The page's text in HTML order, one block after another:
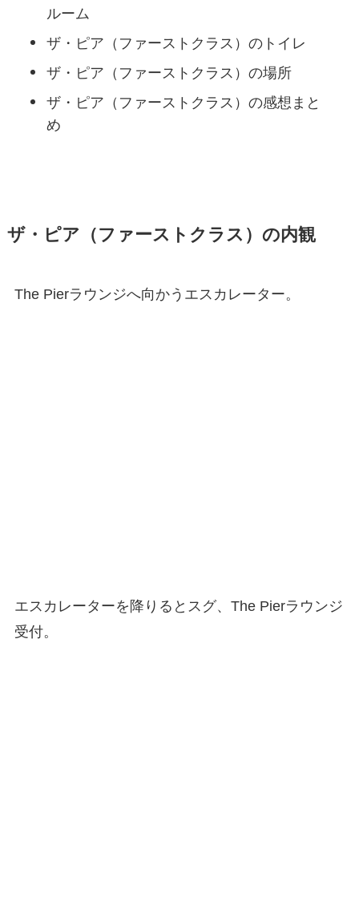
ルーム
ザ・ピア（ファーストクラス）のトイレ
ザ・ピア（ファーストクラス）の場所
ザ・ピア（ファーストクラス）の感想まと
め
ザ・ピア（ファーストクラス）の内観
The Pierラウンジへ向かうエスカレーター。
エスカレーターを降りるとスグ、The Pierラウンジ
受付。